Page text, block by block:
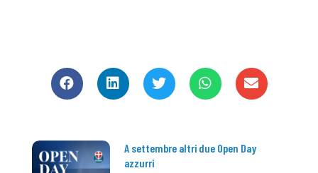
A settembre altri due Open Day
azzurri